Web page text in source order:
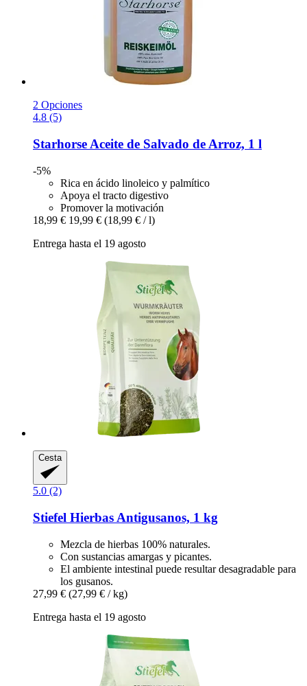
2 Opciones
4.8 (5)
Starhorse Aceite de Salvado de Arroz, 1 l
-5%
Rica en ácido linoleico y palmítico
Apoya el tracto digestivo
Promover la motivación
18,99 € 19,99 € (18,99 € / l)
Entrega hasta el 19 agosto
Cesta
5.0 (2)
Stiefel Hierbas Antigusanos, 1 kg
Mezcla de hierbas 100% naturales.
Con sustancias amargas y picantes.
El ambiente intestinal puede resultar desagradable para
los gusanos.
27,99 € (27,99 € / kg)
Entrega hasta el 19 agosto